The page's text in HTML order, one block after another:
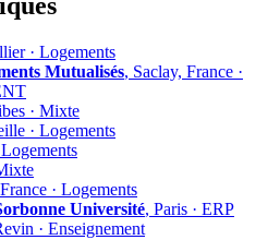
· Logements
Mutualisés, Saclay, France ·
· Mixte
· Logements
· Logements
Université, Paris · ERP
· Enseignement